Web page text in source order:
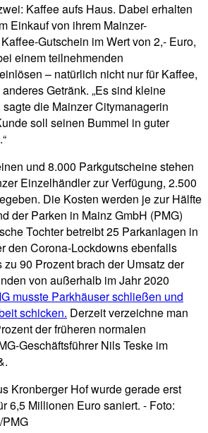
Kaffee aufs Haus. Dabei erhalten
Einkauf von ihrem Mainzer-
Gutschein im Wert von 2,- Euro,
einem teilnehmenden
– natürlich nicht nur für Kaffee,
Getränk. „Es sind kleine
die Mainzer Citymanagerin
soll seinen Bummel in guter
und 8.000 Parkgutscheine stehen
Einzelhändler zur Verfügung, 2.500
Die Kosten werden je zur Hälfte
der Parken in Mainz GmbH (PMG)
Tochter betreibt 25 Parkanlagen in
den Corona-Lockdowns ebenfalls
90 Prozent brach der Umsatz der
von außerhalb im Jahr 2020
musste Parkhäuser schließen und
schicken. Derzeit verzeichne man
der früheren normalen
Geschäftsführer Nils Teske im